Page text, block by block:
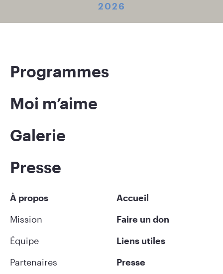
2026
Programmes
Moi m’aime
Galerie
Presse
À propos
Mission
Équipe
Partenaires
Accueil
Faire un don
Liens utiles
Presse